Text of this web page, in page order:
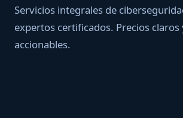
Servicios integrales de
expertos certificados. Precios
accionables.